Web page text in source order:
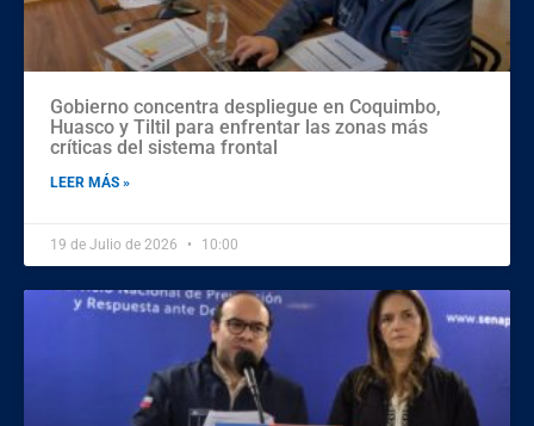
Gobierno concentra despliegue en Coquimbo,
Huasco y Tiltil para enfrentar las zonas más
críticas del sistema frontal
LEER MÁS »
19 de Julio de 2026 10:00